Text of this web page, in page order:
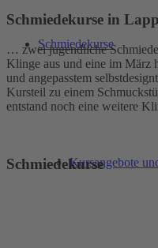
Schmiedekurse
Kursangebote
Schmiedekurse in
… zwei jugendliche
Klinge aus und eine im März
und angepasstem
Kursteil zu einem
entstand noch eine weitere
Schmiedekurse